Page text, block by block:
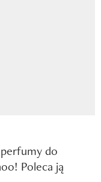
perfumy do
Poleca ją